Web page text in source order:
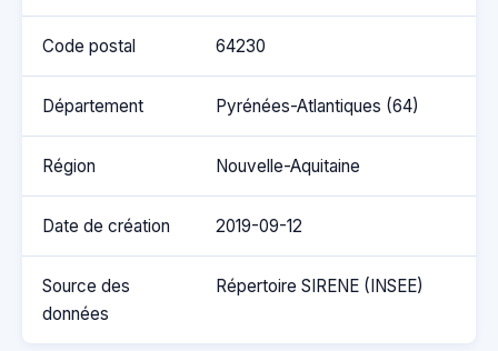
Code postal 64230
Département Pyrénées-Atlantiques (64)
Région Nouvelle-Aquitaine
Date de création 2019-09-12
Source des
données
Répertoire SIRENE (INSEE)